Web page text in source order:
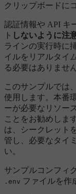
クリップボードに
認証情報や API キ
ト しないように注
ラインの実行時に
イルをリアルタイ
る必要はありません
このサンプルでは
使用します。本番
ーが必要なリソー
ことをお勧めしま
は、シークレット
管し、必要なタイ
い。
サンプルコンフィ
.env ファイルを作